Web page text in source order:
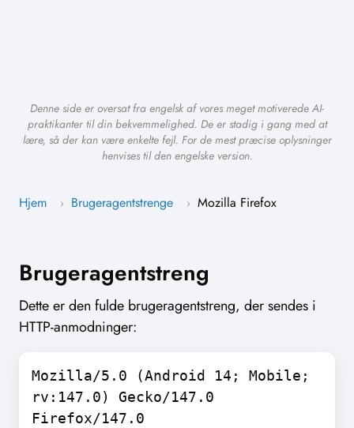
Denne side er oversat fra engelsk af vores meget motiverede AI-
praktikanter til din bekvemmelighed. De er stadig i gang med at
lære, så der kan være enkelte fejl. For de mest præcise oplysninger
henvises til den engelske version.
Hjem › Brugeragentstrenge › Mozilla Firefox
Brugeragentstreng
Dette er den fulde brugeragentstreng, der sendes i
HTTP-anmodninger:
Mozilla/5.0 (Android 14; Mobile;
rv:147.0) Gecko/147.0
Firefox/147.0